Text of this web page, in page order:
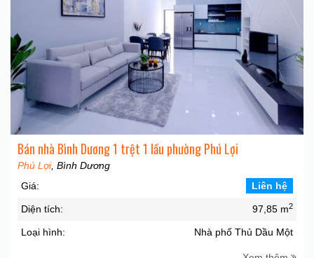
Bán nhà Bình Dương 1 trệt 1 lầu phường Phú Lợi
Phú Lợi, Bình Dương
Giá:
Liên hệ
Diện tích: 97,85 m2
Loại hình: Nhà phố Thủ Dầu Một